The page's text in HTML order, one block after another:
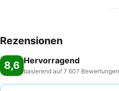
Rezensionen
8,6 Hervorragend
basierend auf 7 607